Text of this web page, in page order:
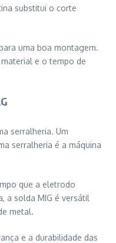
substitui o corte
uma boa montagem.
e o tempo de
serralheria. Um
serralheria é a máquina
que a eletrodo
a solda MIG é versátil
metal.
e a durabilidade das